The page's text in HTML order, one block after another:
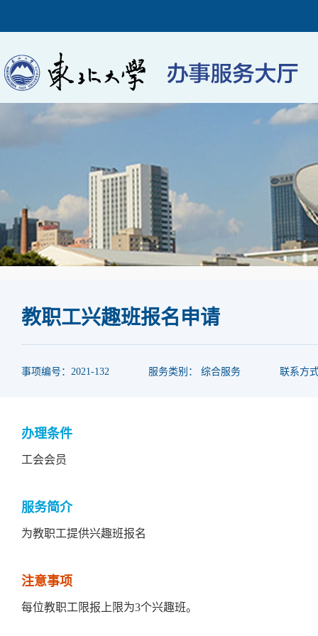
教职工兴趣班报名申请
事项编号：2021-132 服务类别： 综合服务 联系方
办理条件
工会会员
服务简介
为教职工提供兴趣班报名
注意事项
每位教职工限报上限为3个兴趣班。